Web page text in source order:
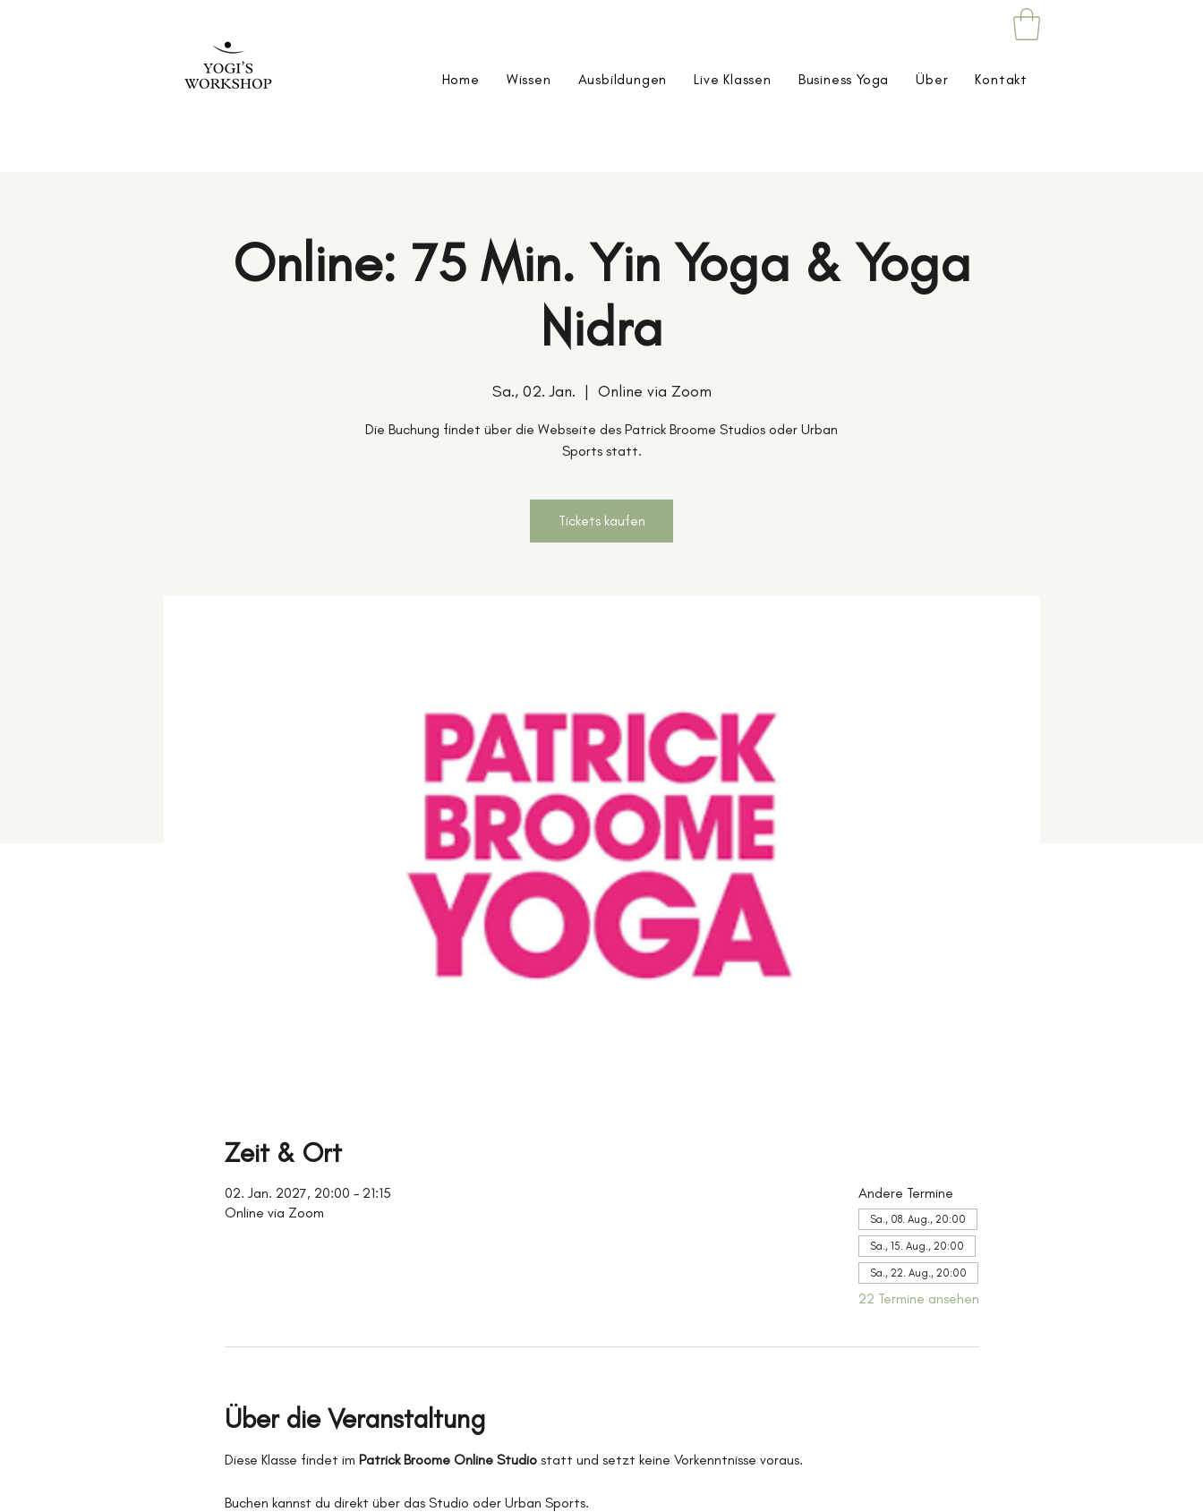
Home Wissen Ausbildungen Live Klassen Business Yoga Über Kontakt
Online: 75 Min. Yin Yoga & Yoga
Nidra
Sa., 02. Jan.
  |
Online via Zoom
Die Buchung findet über die Webseite des Patrick Broome Studios oder Urban
Sports statt.
Tickets kaufen
Zeit & Ort
02. Jan. 2027, 20:00 – 21:15
Online via Zoom
Andere Termine
Sa., 08. Aug., 20:00
Sa., 15. Aug., 20:00
Sa., 22. Aug., 20:00
22 Termine ansehen
Über die Veranstaltung
Diese Klasse findet im Patrick Broome Online Studio statt und setzt keine Vorkenntnisse voraus.
Buchen kannst du direkt über das Studio oder Urban Sports.